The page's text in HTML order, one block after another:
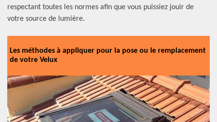
respectant toutes les normes afin que vous puissiez jouir de
votre source de lumière.
Les méthodes à appliquer pour la pose ou le remplacement
de votre Velux